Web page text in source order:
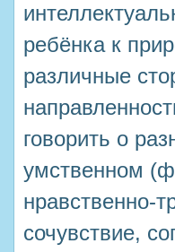
ребёнка к
различные
говорить о
умственном
нравственно-
сочувствие,